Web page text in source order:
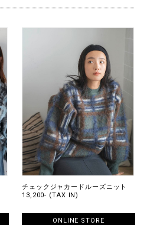
チェックジャカードルーズニット
13,200- (TAX IN)
ONLINE STORE